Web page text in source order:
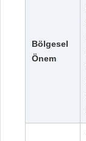
Bölgesel
Önem